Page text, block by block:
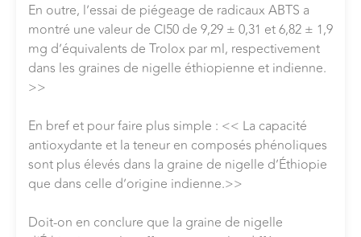
En outre, l’essai de piégeage de radicaux ABTS a
montré une valeur de CI50 de 9,29 ± 0,31 et 6,82 ± 1,9
mg d’équivalents de Trolox par ml, respectivement
dans les graines de nigelle éthiopienne et indienne.
>>
En bref et pour faire plus simple : << La capacité
antioxydante et la teneur en composés phénoliques
sont plus élevés dans la graine de nigelle d’Éthiopie
que dans celle d’origine indienne.>>
Doit-on en conclure que la graine de nigelle